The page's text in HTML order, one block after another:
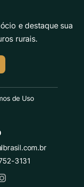
e destaque sua
rurais.
de Uso
3131